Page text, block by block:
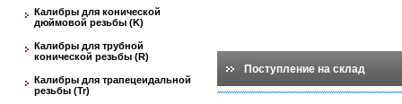
Калибры для конической
дюймовой резьбы (K)
Калибры для трубной
конической резьбы (R)
Калибры для трапецеидальной
резьбы (Tr)
Поступление на склад